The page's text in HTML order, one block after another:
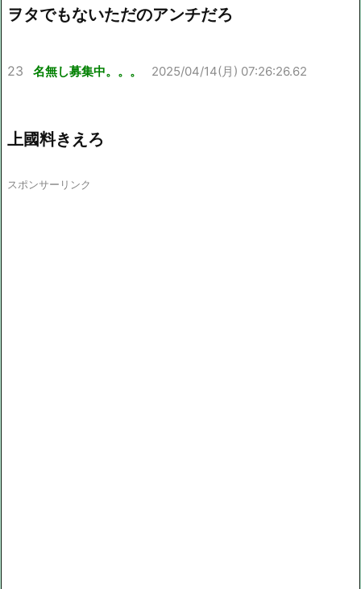
ヲタでもないただのアンチだろ
23 名無し募集中。。。 2025/04/14(月) 07:26:26.62
上國料きえろ
スポンサーリンク